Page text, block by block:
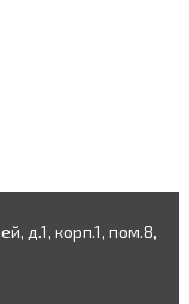
д.1, корп.1, пом.8,